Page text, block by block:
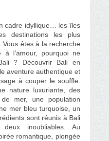
cadre idyllique… les îles
destinations les plus
êtes à la recherche
à l’amour, pourquoi ne
? Découvrir Bali en
aventure authentique et
à couper le souffle.
nature luxuriante, des
mer, une population
mer bleu turquoise, un
sont réunis à Bali
inoubliables. Au
romantique, plongée